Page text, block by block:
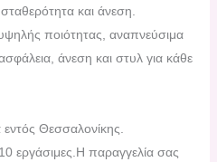
και άνεση.
ποιότητας, αναπνεύσιμα
άνεση και στυλ για κάθε
Θεσσαλονίκης.
εργάσιμες.H παραγγελία σας